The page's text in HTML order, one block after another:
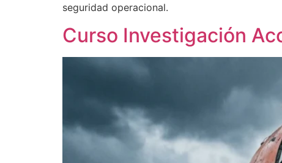
seguridad operacional.
Curso Investigación